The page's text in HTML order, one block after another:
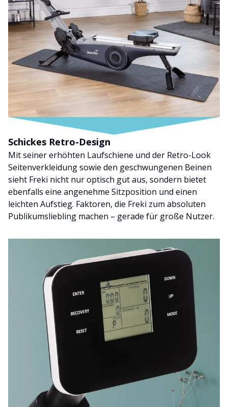
Schickes Retro-Design
Mit seiner erhöhten Laufschiene und der Retro-Look
Seitenverkleidung sowie den geschwungenen Beinen
sieht Freki nicht nur optisch gut aus, sondern bietet
ebenfalls eine angenehme Sitzposition und einen
leichten Aufstieg. Faktoren, die Freki zum absoluten
Publikumsliebling machen – gerade für große Nutzer.